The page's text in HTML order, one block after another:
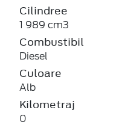
Cilindree
1 989 cm3
Combustibil
Diesel
Culoare
Alb
Kilometraj
0